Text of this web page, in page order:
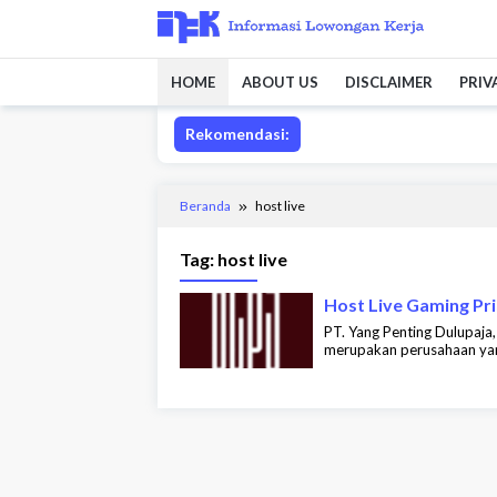
konten
HOME ABOUT US DISCLAIMER
Rekomendasi:
Beranda host live
Tag: host live
Host Live Gaming
PT. Yang Penting
merupakan perusahaan